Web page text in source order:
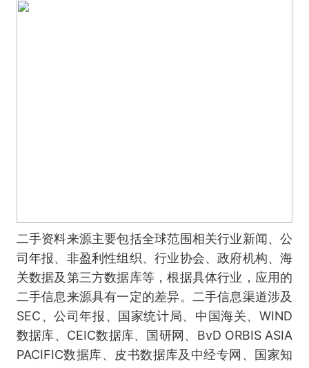
二手资料来源主要包括全球范围相关行业新闻、公
司年报、非盈利性组织、行业协会、政府机构、海
关数据及第三方数据库等，根据具体行业，应用的
二手信息来源具有一定的差异。二手信息渠道涉及
SEC、公司年报、国家统计局、中国海关、WIND
数据库、CEIC数据库、国研网、BvD ORBIS ASIA
PACIFIC数据库、皮书数据库及中经专网、国家知